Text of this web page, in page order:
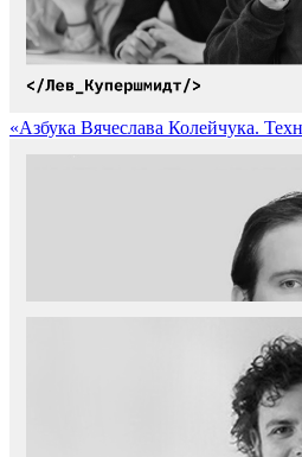
«Азбука Вячеслава Колейчука.